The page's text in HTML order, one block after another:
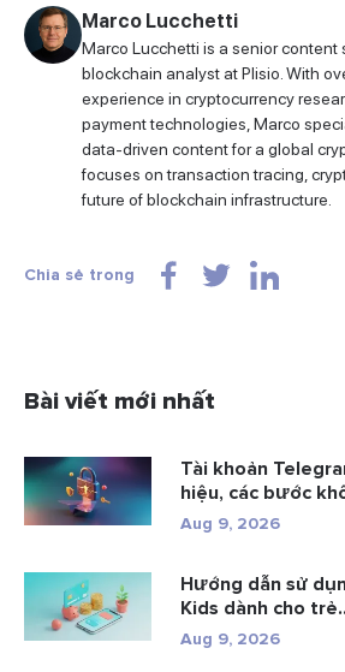
Marco Lucchetti
Marco Lucchetti is a senior content
blockchain analyst at Plisio. With
experience in cryptocurrency
payment technologies, Marco
data-driven content for a global
focuses on transaction tracing,
future of blockchain infrastructure.
Chia sẻ trong
Bài viết mới nhất
Tài khoản
hiệu, các bước
Aug 9, 2026
Hướng dẫn sử
Kids dành cho
Aug 9, 2026